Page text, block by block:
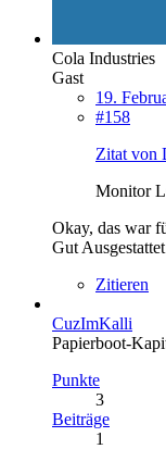
Cola Industries
Gast
19.
#158
Zitat von
Monitor
Okay, das war
Gut Ausgestattet
Zitieren
CuzImKalli
Papierboot-
Punkte
3
Beiträge
1